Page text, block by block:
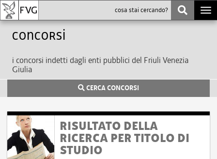
Concorsi
i concorsi indetti dagli enti pubblici del Friuli Venezia
Giulia
CERCA CONCORSI
RISULTATO DELLA
RICERCA PER TITOLO DI
STUDIO